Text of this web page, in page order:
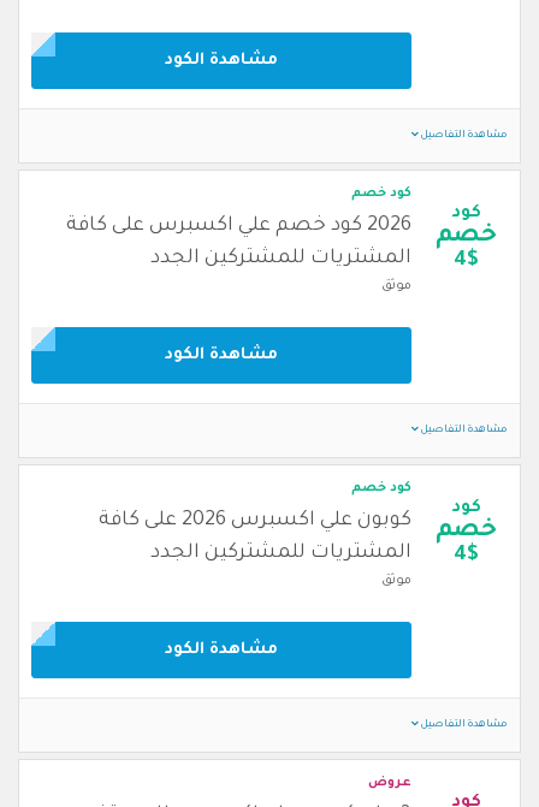
مشاهدة الكود
مشاهدة التفاصيل
كود
خصم
4$
كود خصم
2026 كود خصم علي اكسبرس على كافة
المشتريات للمشتركين الجدد
موثق
مشاهدة الكود
مشاهدة التفاصيل
كود
خصم
4$
كود خصم
كوبون علي اكسبرس 2026 على كافة
المشتريات للمشتركين الجدد
موثق
مشاهدة الكود
مشاهدة التفاصيل
عروض